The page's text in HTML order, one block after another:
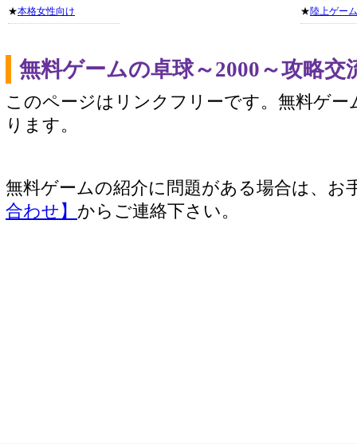
★本格女性向け ★陸上ゲーム
無料ゲームの卓球～2000～攻略
このページはリンクフリーです。無料ゲー
ります。
無料ゲームの紹介に問題がある場合は、お
合わせ】 からご連絡下さい。